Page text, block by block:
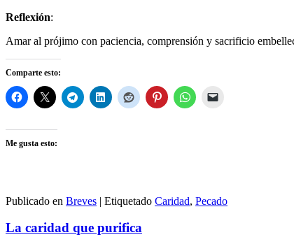
Reflexión:
Amar al prójimo con paciencia, comprensión y sacrificio
Comparte esto:
Me gusta esto:
Publicado en Breves | Etiquetado Caridad, Pecado
La caridad que purifica